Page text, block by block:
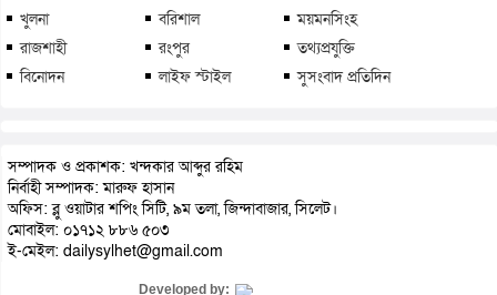
খুলনা
বরিশাল
ময়মনসিংহ
রাজশাহী
রংপুর
তথ্যপ্রযুক্তি
বিনোদন
লাইফ স্টাইল সুসংবাদ প্রতিদিন
সম্পাদক ও প্রকাশক: খন্দকার আব্দুর রহিম
নির্বাহী সম্পাদক: মারুফ হাসান
অফিস: ব্লু ওয়াটার শপিং সিটি, ৯ম তলা, জিন্দাবাজার, সিলেট।
মোবাইল: ০১৭১২ ৮৮৬ ৫০৩
ই-মেইল: dailysylhet@gmail.com
Developed by: